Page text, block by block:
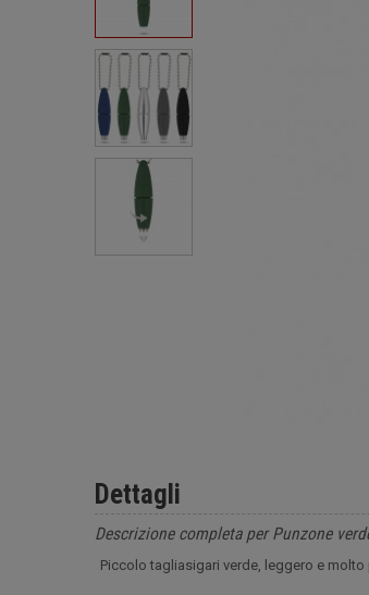
Dettagli
Descrizione completa per Punzone
Piccolo tagliasigari verde, leggero e